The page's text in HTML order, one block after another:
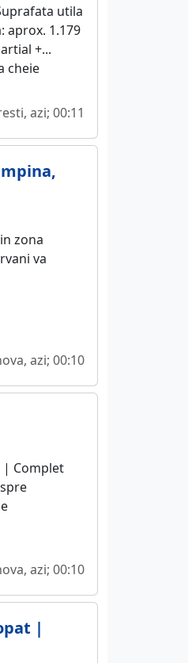
utila
aprox. 1.179
+...
cheie
azi; 00:11
zona
va
azi; 00:10
| Complet
azi; 00:10
|